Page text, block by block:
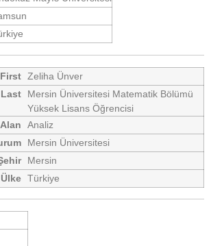
Zeliha Ünver
Mersin Üniversitesi Matematik Bölümü
Yüksek Lisans Öğrencisi
Analiz
Mersin Üniversitesi
Mersin
Türkiye